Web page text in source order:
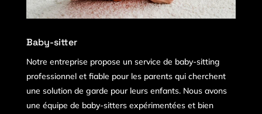
Baby-sitter
Notre entreprise propose un service de baby-sitting
professionnel et fiable pour les parents qui cherchent
une solution de garde pour leurs enfants. Nous avons
une équipe de baby-sitters expérimentées et bien